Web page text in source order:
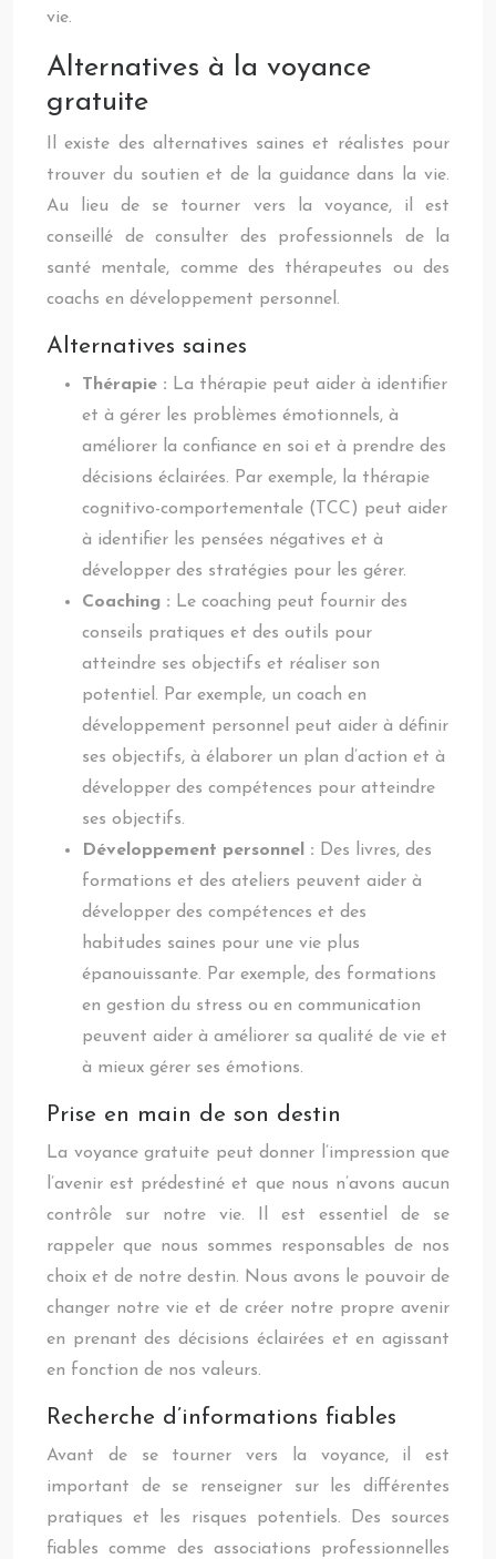
vie.
Alternatives à la voyance
gratuite
Il existe des alternatives saines et réalistes pour
trouver du soutien et de la guidance dans la vie.
Au lieu de se tourner vers la voyance, il est
conseillé de consulter des professionnels de la
santé mentale, comme des thérapeutes ou des
coachs en développement personnel.
Alternatives saines
Thérapie : La thérapie peut aider à identifier
et à gérer les problèmes émotionnels, à
améliorer la confiance en soi et à prendre des
décisions éclairées. Par exemple, la thérapie
cognitivo-comportementale (TCC) peut aider
à identifier les pensées négatives et à
développer des stratégies pour les gérer.
Coaching : Le coaching peut fournir des
conseils pratiques et des outils pour
atteindre ses objectifs et réaliser son
potentiel. Par exemple, un coach en
développement personnel peut aider à définir
ses objectifs, à élaborer un plan d’action et à
développer des compétences pour atteindre
ses objectifs.
Développement personnel : Des livres, des
formations et des ateliers peuvent aider à
développer des compétences et des
habitudes saines pour une vie plus
épanouissante. Par exemple, des formations
en gestion du stress ou en communication
peuvent aider à améliorer sa qualité de vie et
à mieux gérer ses émotions.
Prise en main de son destin
La voyance gratuite peut donner l’impression que
l’avenir est prédestiné et que nous n’avons aucun
contrôle sur notre vie. Il est essentiel de se
rappeler que nous sommes responsables de nos
choix et de notre destin. Nous avons le pouvoir de
changer notre vie et de créer notre propre avenir
en prenant des décisions éclairées et en agissant
en fonction de nos valeurs.
Recherche d’informations fiables
Avant de se tourner vers la voyance, il est
important de se renseigner sur les différentes
pratiques et les risques potentiels. Des sources
fiables comme des associations professionnelles